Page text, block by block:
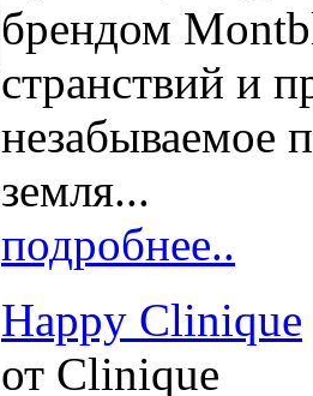
брендом
странствий и
незабываемое
земля...
подробнее..
Happy Clinique
от Clinique